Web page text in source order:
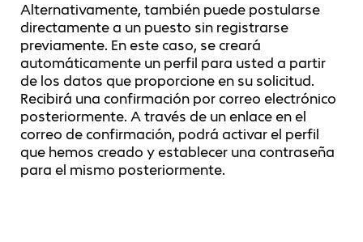
Alternativamente, también puede postularse
directamente a un puesto sin registrarse
previamente. En este caso, se creará
automáticamente un perfil para usted a partir
de los datos que proporcione en su solicitud.
Recibirá una confirmación por correo electrónico
posteriormente. A través de un enlace en el
correo de confirmación, podrá activar el perfil
que hemos creado y establecer una contraseña
para el mismo posteriormente.